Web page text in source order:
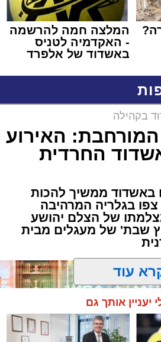
המלצה חמה להרשמה
- האקדמיה לטניס
באשדוד של אלפרד
בקהילה
המורחבת: האירוע
החרדית
באשדוד ממשיך להכות
בגלריה המרהיבה
של הצלם יהושע
שבת' של מעגלים מבית
עוד
יעניין אותך גם